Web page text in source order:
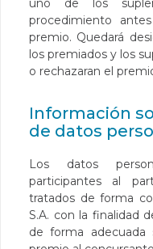
uno de los
procedimiento
premio. Quedará
los premiados y los
o rechazaran el
Información
de datos
Los datos
participantes al
tratados de forma
S.A. con la finalidad
de forma